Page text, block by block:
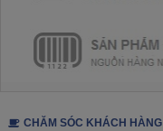
CHĂM SÓC KHÁCH HÀNG